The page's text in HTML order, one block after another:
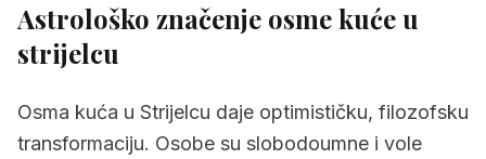
Astrološko značenje osme kuće u
strijelcu
Osma kuća u Strijelcu daje optimističku, filozofsku
transformaciju. Osobe su slobodoumne i vole